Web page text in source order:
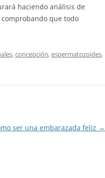
haciendo análisis de
que todo
,concepción,espermatozoides,
ser una embarazada feliz →